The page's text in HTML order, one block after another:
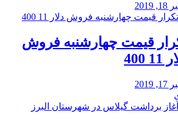
قیمت چهارشنبه فروش